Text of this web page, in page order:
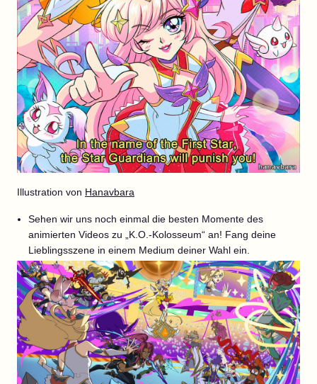
Illustration von Hanavbara
Sehen wir uns noch einmal die besten Momente des
animierten Videos zu „K.O.-Kolosseum“ an! Fang deine
Lieblingsszene in einem Medium deiner Wahl ein.